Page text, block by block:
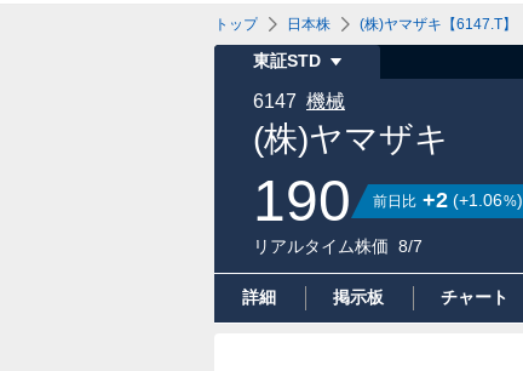
トップ 日本株 (株)ヤマザキ【6147.T】
東証STD
(株)ヤマザキ
6147 機械
190 前日比 +2 (+1.06%)
リアルタイム株価 8/7
詳細 掲示板 チャート